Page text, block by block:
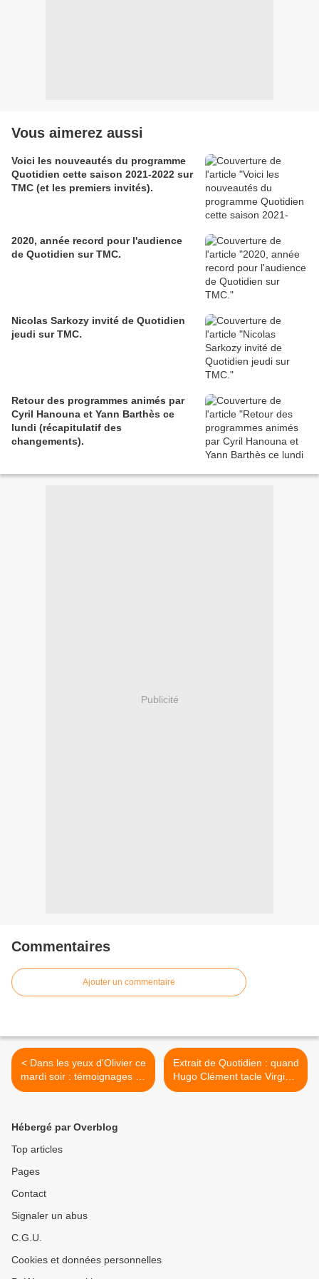
Vous aimerez aussi
Voici les nouveautés du programme
Quotidien cette saison 2021-2022 sur
TMC (et les premiers invités).
2020, année record pour l'audience
de Quotidien sur TMC.
Nicolas Sarkozy invité de Quotidien
jeudi sur TMC.
Retour des programmes animés par
Cyril Hanouna et Yann Barthès ce
lundi (récapitulatif des
changements).
Publicité
Commentaires
Ajouter un commentaire
< Dans les yeux d'Olivier ce
mardi soir : témoignages de
personnes traquées.
Extrait de Quotidien : quand
Hugo Clément tacle Virginie
Calmels (Vidéo). >
Hébergé par Overblog
Top articles
Pages
Contact
Signaler un abus
C.G.U.
Cookies et données personnelles